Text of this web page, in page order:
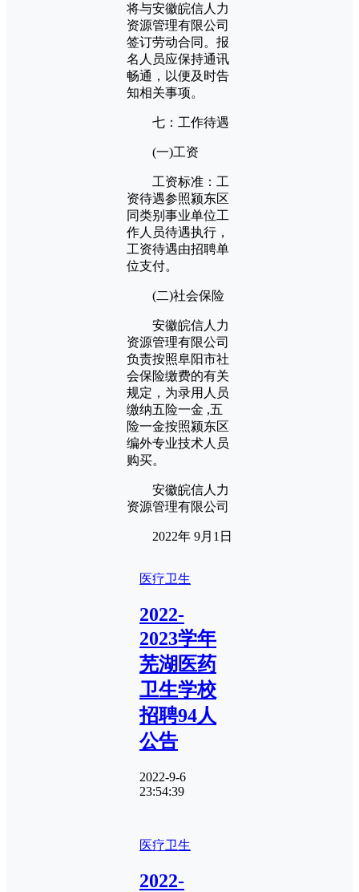
将与安徽皖信人力
资源管理有限公司
签订劳动合同。报
名人员应保持通讯
畅通，以便及时告
知相关事项。
七：工作待遇
(一)工资
工资标准：工
资待遇参照颍东区
同类别事业单位工
作人员待遇执行，
工资待遇由招聘单
位支付。
(二)社会保险
安徽皖信人力
资源管理有限公司
负责按照阜阳市社
会保险缴费的有关
规定，为录用人员
缴纳五险一金 ,五
险一金按照颍东区
编外专业技术人员
购买。
安徽皖信人力
资源管理有限公司
2022年 9月1日
医疗卫生
2022-
2023学年
芜湖医药
卫生学校
招聘94人
公告
2022-9-6
23:54:39
医疗卫生
2022-